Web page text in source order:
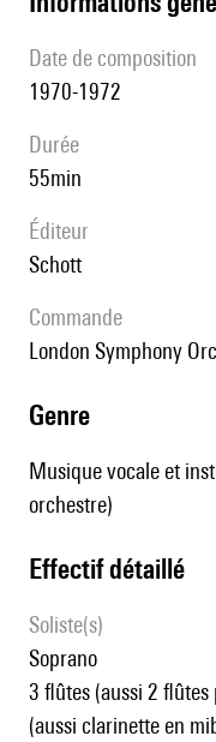
date de composition
1970-1972
durée
55min
éditeur
Schott
Commande
London Symphony
genre
Musique vocale et
orchestre)
effectif détaillé
Soliste(s)
soprano
3 flûtes (aussi 2
(aussi clarinette en